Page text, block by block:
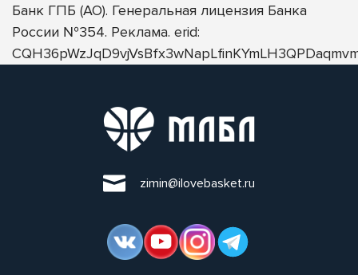
Банк ГПБ (АО). Генеральная лицензия Банка
России №354. Реклама. erid:
zimin@ilovebasket.ru